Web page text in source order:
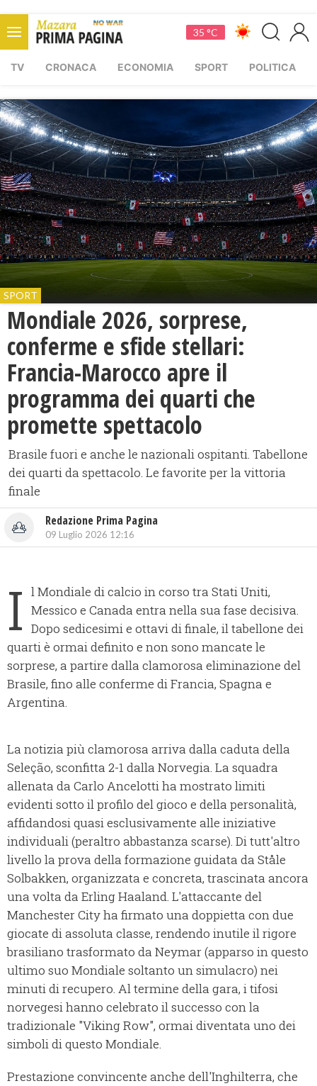
35 °C
TV CRONACA ECONOMIA SPORT POLITICA
SPORT
Mondiale 2026, sorprese,
conferme e sfide stellari:
Francia-Marocco apre il
programma dei quarti che
promette spettacolo
Brasile fuori e anche le nazionali ospitanti. Tabellone
dei quarti da spettacolo. Le favorite per la vittoria
finale
Redazione Prima Pagina
09 Luglio 2026 12:16
I l Mondiale di calcio in corso tra Stati Uniti,
Messico e Canada entra nella sua fase decisiva.
Dopo sedicesimi e ottavi di finale, il tabellone dei
quarti è ormai definito e non sono mancate le
sorprese, a partire dalla clamorosa eliminazione del
Brasile, fino alle conferme di Francia, Spagna e
Argentina.
La notizia più clamorosa arriva dalla caduta della
Seleção, sconfitta 2-1 dalla Norvegia. La squadra
allenata da Carlo Ancelotti ha mostrato limiti
evidenti sotto il profilo del gioco e della personalità,
affidandosi quasi esclusivamente alle iniziative
individuali (peraltro abbastanza scarse). Di tutt'altro
livello la prova della formazione guidata da Ståle
Solbakken, organizzata e concreta, trascinata ancora
una volta da Erling Haaland. L'attaccante del
Manchester City ha firmato una doppietta con due
giocate di assoluta classe, rendendo inutile il rigore
brasiliano trasformato da Neymar (apparso in questo
ultimo suo Mondiale soltanto un simulacro) nei
minuti di recupero. Al termine della gara, i tifosi
norvegesi hanno celebrato il successo con la
tradizionale "Viking Row", ormai diventata uno dei
simboli di questo Mondiale.
Prestazione convincente anche dell'Inghilterra, che